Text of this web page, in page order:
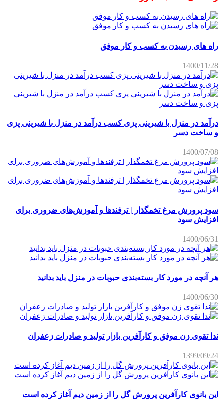
راه های رسیدن به کسب و کار موفق
1400/11/28
درآمد در منزل با شیرینی پزی کسب درآمد در منزل با شیرینی پزی
و ساخت دسر
1400/07/08
سود پرورش مرغ تخمگذار | ترفندها و آموزش‌های ضروری برای
افزایش سود
1400/06/31
هر آنچه در مورد کار بسته‌بندی حبوبات در منزل باید بدانید
1400/06/30
ندا تقوی زن موفق و کارآفرین بازار تولید و صادرات زعفران
1399/09/24
این بانوی کارآفرین پرورش گل را از زمین دیم آغاز کرده است